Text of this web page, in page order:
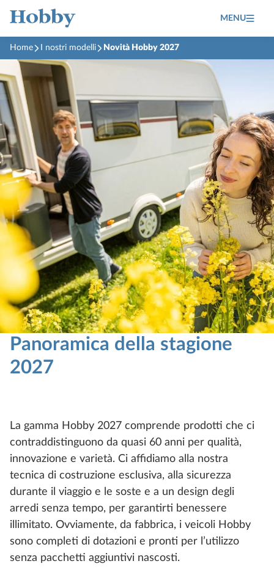
MENU
Home I nostri modelli Novità Hobby 2027
Panoramica della stagione
2027
La gamma Hobby 2027 comprende prodotti che ci
contraddistinguono da quasi 60 anni per qualità,
innovazione e varietà. Ci affidiamo alla nostra
tecnica di costruzione esclusiva, alla sicurezza
durante il viaggio e le soste e a un design degli
arredi senza tempo, per garantirti benessere
illimitato. Ovviamente, da fabbrica, i veicoli Hobby
sono completi di dotazioni e pronti per l’utilizzo
senza pacchetti aggiuntivi nascosti.